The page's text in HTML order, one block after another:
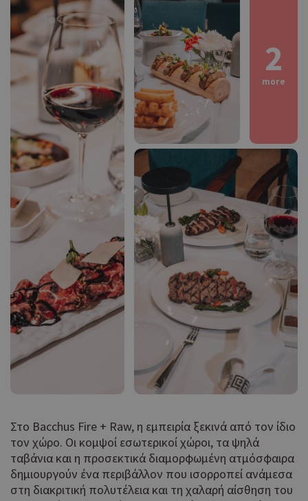
2
more
Στο Bacchus Fire + Raw, η εμπειρία ξεκινά από τον ίδιο
τον χώρο. Οι κομψοί εσωτερικοί χώροι, τα ψηλά
ταβάνια και η προσεκτικά διαμορφωμένη ατμόσφαιρα
δημιουργούν ένα περιβάλλον που ισορροπεί ανάμεσα
στη διακριτική πολυτέλεια και τη χαλαρή αίσθηση του